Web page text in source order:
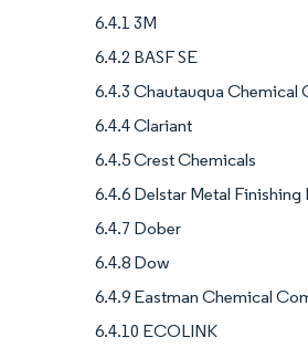
6.4.1 3M
6.4.2 BASF SE
6.4.3 Chautauqua Chemical
6.4.4 Clariant
6.4.5 Crest Chemicals
6.4.6 Delstar Metal Finishing
6.4.7 Dober
6.4.8 Dow
6.4.9 Eastman Chemical
6.4.10 ECOLINK